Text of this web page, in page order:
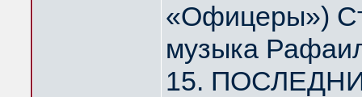
«Офицеры»)
музыка
15.